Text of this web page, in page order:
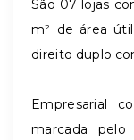
São 07 lojas
m² de área
direito duplo
Empresarial
marcada